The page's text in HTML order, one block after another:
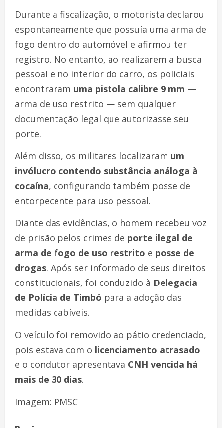
Durante a fiscalização, o motorista declarou
espontaneamente que possuía uma arma de
fogo dentro do automóvel e afirmou ter
registro. No entanto, ao realizarem a busca
pessoal e no interior do carro, os policiais
encontraram uma pistola calibre 9 mm —
arma de uso restrito — sem qualquer
documentação legal que autorizasse seu
porte.
Além disso, os militares localizaram um
invólucro contendo substância análoga à
cocaína, configurando também posse de
entorpecente para uso pessoal.
Diante das evidências, o homem recebeu voz
de prisão pelos crimes de porte ilegal de
arma de fogo de uso restrito e posse de
drogas. Após ser informado de seus direitos
constitucionais, foi conduzido à Delegacia
de Polícia de Timbó para a adoção das
medidas cabíveis.
O veículo foi removido ao pátio credenciado,
pois estava com o licenciamento atrasado
e o condutor apresentava CNH vencida há
mais de 30 dias.
Imagem: PMSC